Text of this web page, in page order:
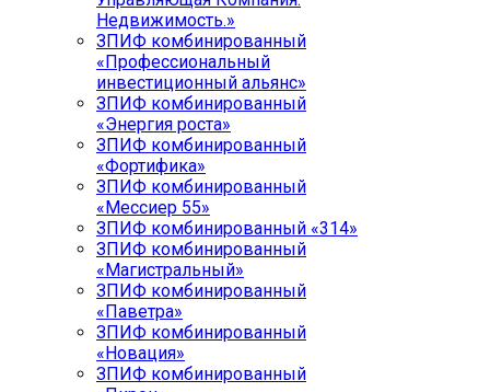
Недвижимость.»
ЗПИФ комбинированный
«Профессиональный
инвестиционный альянс»
ЗПИФ комбинированный
«Энергия роста»
ЗПИФ комбинированный
«Фортифика»
ЗПИФ комбинированный
«Мессиер 55»
ЗПИФ комбинированный «314»
ЗПИФ комбинированный
«Магистральный»
ЗПИФ комбинированный
«Паветра»
ЗПИФ комбинированный
«Новация»
ЗПИФ комбинированный